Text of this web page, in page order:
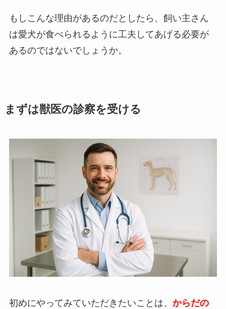
もしこんな理由があるのだとしたら、飼い主さん
は愛犬が食べられるように工夫してあげる必要が
あるのではないでしょうか。
まずは獣医の診察を受ける
初めにやってみていただきたいことは、 からだの